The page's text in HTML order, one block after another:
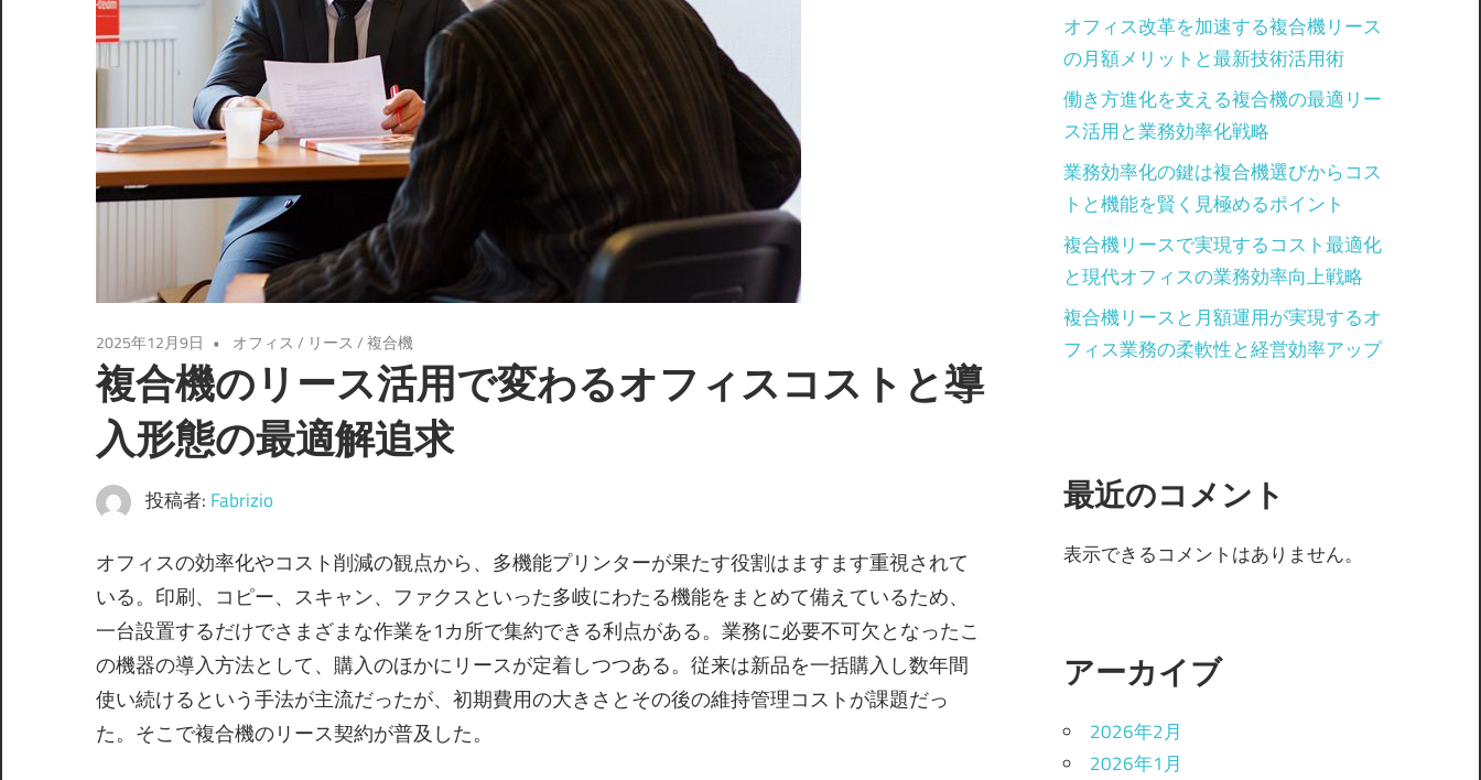
2025年12月9日 オフィス / リース /複合機
複合機のリース活用で変わるオフィスコストと導
入形態の最適解追求
投稿者: Fabrizio
オフィスの効率化やコスト削減の観点から、多機能プリンターが果たす役割はますます重視されて
いる。 印刷、コピー、スキャン、ファクスといった多岐にわたる機能をまとめて備えているため、
一台設置するだけでさまざまな作業を1カ所で集約できる利点がある。業務に必要不可欠となったこ
の機器の導入方法として、購入のほかにリースが定着しつつある。従来は新品を一括購入し数年間
使い続けるという手法が主流だったが、初期費用の大きさとその後の維持管理コストが課題だっ
た。そこで複合機のリース契約が普及した。
オフィス改革を加速する複合機リース
の月額メリットと最新技術活用術
働き方進化を支える複合機の最適リー
ス活用と業務効率化戦略
業務効率化の鍵は複合機選びからコス
トと機能を賢く見極めるポイント
複合機リースで実現するコスト最適化
と現代オフィスの業務効率向上戦略
複合機リースと月額運用が実現するオ
フィス業務の柔軟性と経営効率アップ
最近のコメント
表示できるコメントはありません。
アーカイブ
2026年2月
2026年1月